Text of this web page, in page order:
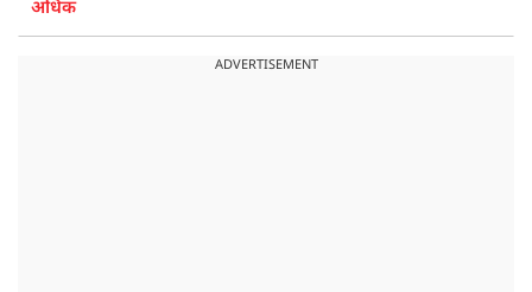
अधिक
ADVERTISEMENT